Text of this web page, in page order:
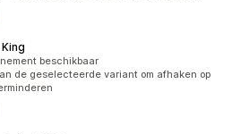
beschikbaar
de geselecteerde variant om afhaken op